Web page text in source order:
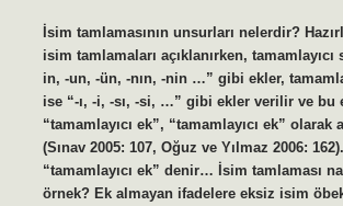
İsim tamlamasının unsurları nelerdir?
isim tamlamaları açıklanırken, tamamlayıcı
in, -un, -ün, -nın, -nin …” gibi ekler,
ise “-ı, -i, -sı, -si, …” gibi ekler verilir ve bu
“tamamlayıcı ek”, “tamamlayıcı ek” olarak
(Sınav 2005: 107, Oğuz ve Yılmaz 2006:
“tamamlayıcı ek” denir… İsim tamlaması
örnek? Ek almayan ifadelere eksiz isim